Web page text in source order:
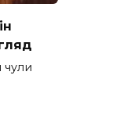
чули